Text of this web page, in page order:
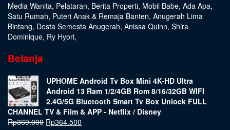
Media Wanita, Pelataran, Berita Properti, Mobil Babe, Ada Apa,
Satu Rumah, Puteri Anak & Remaja Banten, Anugerah Lima
Bintang, Desta Semesta Anugerah, Anissa Quinn, Shira
Dominique, Ry Hyori,
Belanja
UPHOME Android Tv Box Mini 4K-HD Ultra
Android 13 Ram 1/2/4GB Rom 8/16/32GB WIFI
2.4G/5G Bluetooth Smart Tv Box Unlock FULL
CHANNEL TV & Film & APP - Netflix / Disney
Rp369.000 Rp364.500